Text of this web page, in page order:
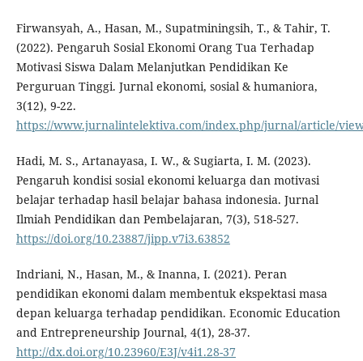
Firwansyah, A., Hasan, M., Supatminingsih, T., & Tahir, T.
(2022). Pengaruh Sosial Ekonomi Orang Tua Terhadap
Motivasi Siswa Dalam Melanjutkan Pendidikan Ke
Perguruan Tinggi. Jurnal ekonomi, sosial & humaniora,
3(12), 9-22.
https://www.jurnalintelektiva.com/index.php/jurnal/article/
Hadi, M. S., Artanayasa, I. W., & Sugiarta, I. M. (2023).
Pengaruh kondisi sosial ekonomi keluarga dan motivasi
belajar terhadap hasil belajar bahasa indonesia. Jurnal
Ilmiah Pendidikan dan Pembelajaran, 7(3), 518-527.
https://doi.org/10.23887/jipp.v7i3.63852
Indriani, N., Hasan, M., & Inanna, I. (2021). Peran
pendidikan ekonomi dalam membentuk ekspektasi masa
depan keluarga terhadap pendidikan. Economic Education
and Entrepreneurship Journal, 4(1), 28-37.
http://dx.doi.org/10.23960/E3J/v4i1.28-37